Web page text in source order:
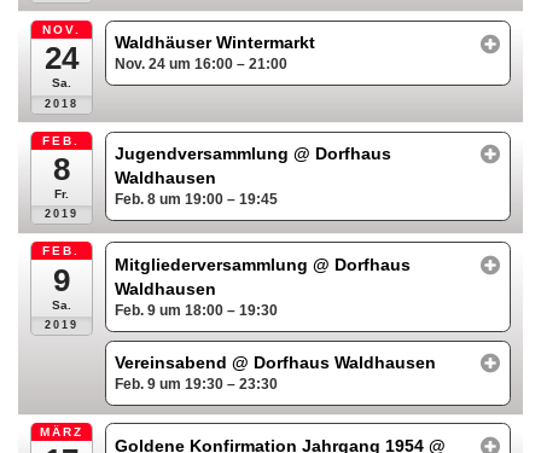
NOV.
24
Sa.
2018
Waldhäuser Wintermarkt
Nov. 24 um 16:00 – 21:00
FEB.
8
Fr.
2019
Jugendversammlung@ Dorfhaus
Waldhausen
Feb. 8 um 19:00 – 19:45
FEB.
9
Sa.
2019
Mitgliederversammlung@ Dorfhaus
Waldhausen
Feb. 9 um 18:00 – 19:30
Vereinsabend@ Dorfhaus Waldhausen
Feb. 9 um 19:30 – 23:30
MÄRZ
Goldene Konfirmation Jahrgang 1954@